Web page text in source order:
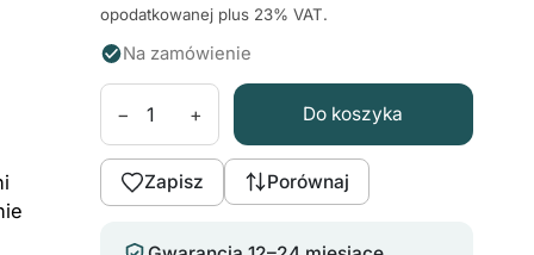
opodatkowanej plus 23% VAT.
Na zamówienie
− + Do koszyka
Zapisz Porównaj